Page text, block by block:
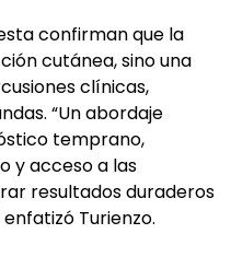
confirman que la
cutánea, sino una
clínicas,
“Un abordaje
temprano,
y acceso a las
resultados duraderos
Turienzo.